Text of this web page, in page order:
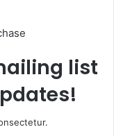
list